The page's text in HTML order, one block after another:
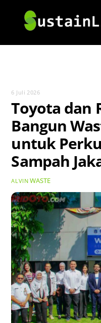
content
6 Juli 2026
Toyota dan
Bangun
untuk
Sampah
ALVIN WASTE